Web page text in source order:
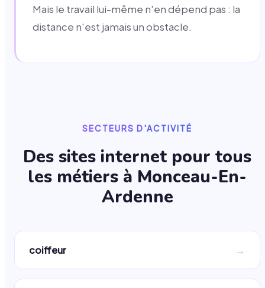
Mais le travail lui-même n'en dépend pas : la
distance n'est jamais un obstacle.
SECTEURS D'ACTIVITÉ
Des sites internet pour tous
les métiers à Monceau-En-
Ardenne
coiffeur →